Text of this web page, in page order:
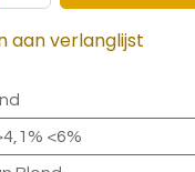
aan verlanglijst
<6%